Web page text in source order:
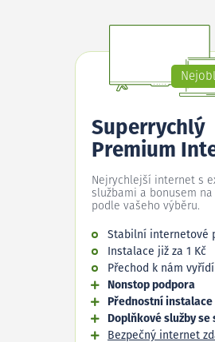
Superrychlý
Premium
Nejrychlejší internet s
službami a bonusem
podle vašeho výběru.
Stabilní internetové
Instalace již za 1 Kč
Přechod k nám
Nonstop podpora
Přednostní instalace
Doplňkové služby se
Bezpečný internet